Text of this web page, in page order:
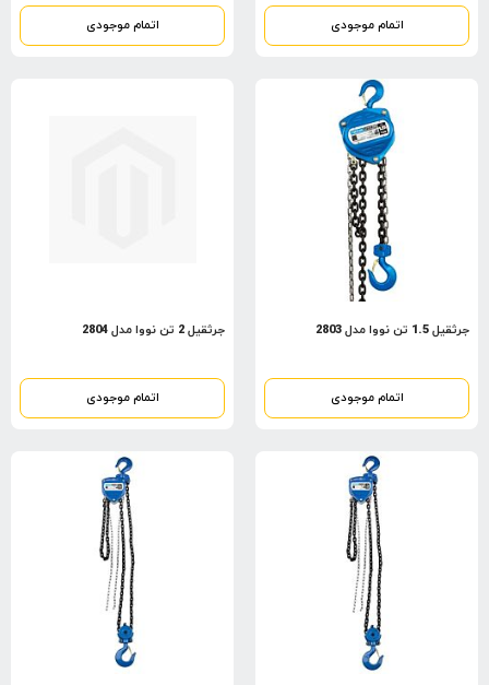
اتمام موجودی اتمام موجودی
جرثقیل 1.5 تن نووا مدل 2803
اتمام موجودی
جرثقیل 2 تن نووا مدل 2804
اتمام موجودی